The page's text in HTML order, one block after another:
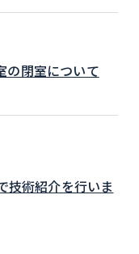
の閉室について
技術紹介を行いま